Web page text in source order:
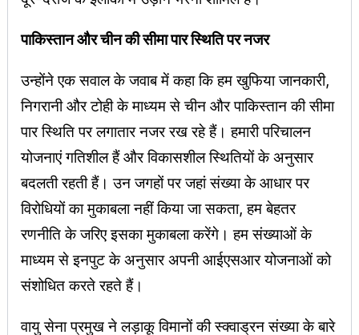
पाकिस्तान और चीन की सीमा पार स्थिति पर नजर
उन्होंने एक सवाल के जवाब में कहा कि हम खुफिया जानकारी,
निगरानी और टोही के माध्यम से चीन और पाकिस्तान की सीमा
पार स्थिति पर लगातार नजर रख रहे हैं। हमारी परिचालन
योजनाएं गतिशील हैं और विकासशील स्थितियों के अनुसार
बदलती रहती हैं। उन जगहों पर जहां संख्या के आधार पर
विरोधियों का मुकाबला नहीं किया जा सकता, हम बेहतर
रणनीति के जरिए इसका मुकाबला करेंगे। हम संख्याओं के
माध्यम से इनपुट के अनुसार अपनी आईएसआर योजनाओं को
संशोधित करते रहते हैं।
वायु सेना प्रमुख ने लड़ाकू विमानों की स्क्वाड्रन संख्या के बारे